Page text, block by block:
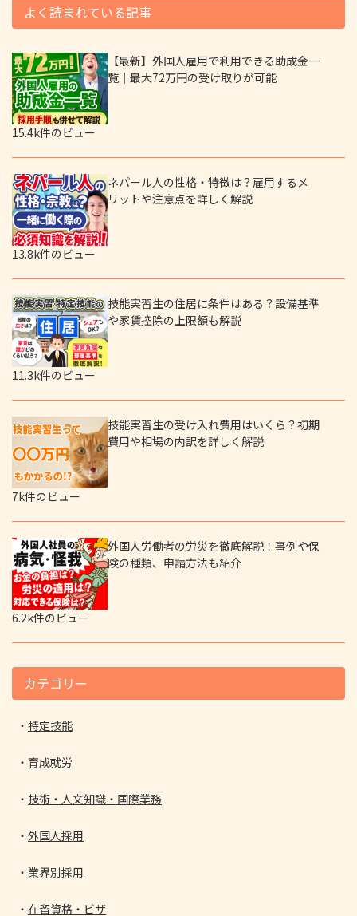
よく読まれている記事
【最新】外国人雇用で利用できる助成金一
覧｜最大72万円の受け取りが可能
15.4k件のビュー
ネパール人の性格・特徴は？雇用するメ
リットや注意点を詳しく解説
13.8k件のビュー
技能実習生の住居に条件はある？設備基準
や家賃控除の上限額も解説
11.3k件のビュー
技能実習生の受け入れ費用はいくら？初期
費用や相場の内訳を詳しく解説
7k件のビュー
外国人労働者の労災を徹底解説！事例や保
険の種類、申請方法も紹介
6.2k件のビュー
カテゴリー
特定技能
育成就労
技術・人文知識・国際業務
外国人採用
業界別採用
在留資格・ビザ